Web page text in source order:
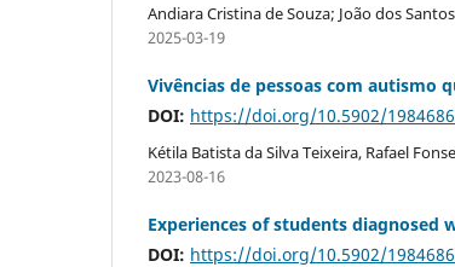
Andiara Cristina de Souza; João dos
2025-03-19
Vivências de pessoas com autismo
DOI: https://doi.org/10.5902/
Kétila Batista da Silva Teixeira, Rafael
2023-08-16
Experiences of students
DOI: https://doi.org/10.5902/